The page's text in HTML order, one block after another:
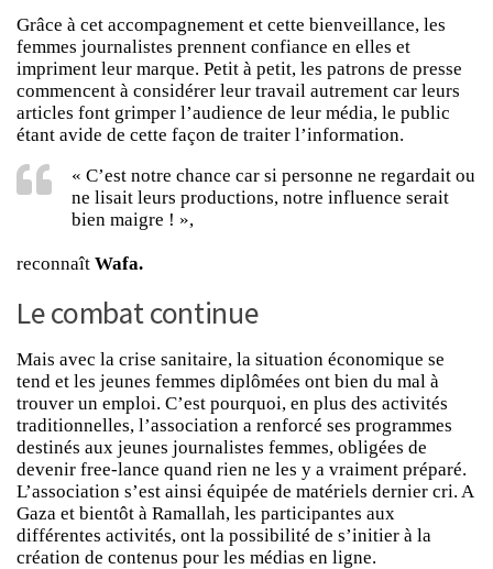
Grâce à cet accompagnement et cette bienveillance, les
femmes journalistes prennent confiance en elles et
impriment leur marque. Petit à petit, les patrons de presse
commencent à considérer leur travail autrement car leurs
articles font grimper l’audience de leur média, le public
étant avide de cette façon de traiter l’information.
« C’est notre chance car si personne ne regardait ou
ne lisait leurs productions, notre influence serait
bien maigre ! »,
reconnaît Wafa.
Le combat continue
Mais avec la crise sanitaire, la situation économique se
tend et les jeunes femmes diplômées ont bien du mal à
trouver un emploi. C’est pourquoi, en plus des activités
traditionnelles, l’association a renforcé ses programmes
destinés aux jeunes journalistes femmes, obligées de
devenir free-lance quand rien ne les y a vraiment préparé.
L’association s’est ainsi équipée de matériels dernier cri. A
Gaza et bientôt à Ramallah, les participantes aux
différentes activités, ont la possibilité de s’initier à la
création de contenus pour les médias en ligne.